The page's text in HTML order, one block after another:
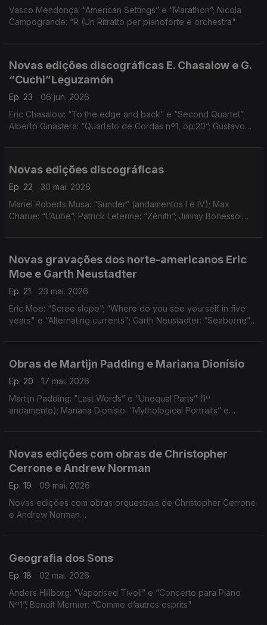
Vasco Mendonça: “American Settings” e “Marathon”; Nicola
Campogrande: “R (Un Ritratto per pianoforte e orchestra"
Novas edições discográficas E. Chasalow e G.
“Cuchi”Leguzamón
Ep. 23
06 jun. 2026
Eric Chasalow: “To the edge and back” e “Second Quartet”;
Alberto Ginastera: “Quarteto de Cordas nº1, op.20”; Gustavo
Novas edições discográficas
Ep. 22
30 mai. 2026
Mariel Roberts Musa: “Sunder” (andamentos I e IV); Max
Charue: “L’Aube”; Patrick Leterme: “Zénith”; Jimmy Bonesso:
Novas gravações dos norte-americanos Eric
Moe e Garth Neustadter
Ep. 21
23 mai. 2026
Eric Moe: “Scree slope”; “Where do you see yourself in five
years" e “Alternating currents"; Garth Neustadter: “Seaborne”
Obras de Martijn Padding e Mariana Dionísio
Ep. 20
17 mai. 2026
Martijn Padding: "Last Words” e “Unequal Parts” (1º
andamento); Mariana Dionísio: “Mythological Portraits” e
Novas edições com obras de Christopher
Cerrone e Andrew Norman
Ep. 19
09 mai. 2026
Novas edições com obras orquestrais de Christopher Cerrone
e Andrew Norman
Geografia dos Sons
Ep. 18
02 mai. 2026
Anders Hillborg: “Vaporised Tivoli” e “Concerto para Piano
Nº1”; Benoît Mernier: “Comme d’autres esprits"